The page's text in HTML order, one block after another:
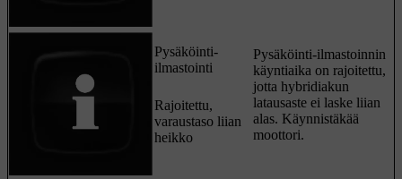
Pysäköinti-
ilmastointi
Rajoitettu,
varaustaso liian
heikko
Pysäköinti-ilmastoinnin
käyntiaika on rajoitettu,
jotta hybridiakun
latausaste ei laske liian
alas. Käynnistäkää
moottori.